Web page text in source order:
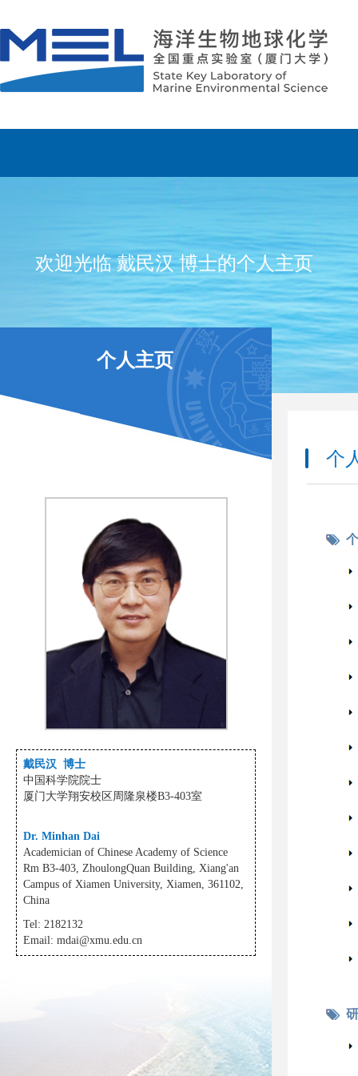
欢迎光临 戴民汉 博士的个人主页
个人主页
戴民汉 博士
中国科学院院士
厦门大学翔安校区周隆泉楼B3-403室
Dr. Minhan Dai
Academician of Chinese Academy of Science
Rm B3-403, ZhoulongQuan Building, Xiang'an
Campus of Xiamen University, Xiamen, 361102,
China
Tel: 2182132
Email: mdai@xmu.edu.cn
个